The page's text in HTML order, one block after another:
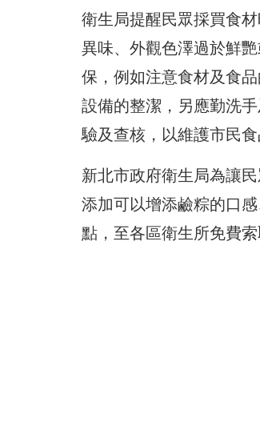
衛生局提醒民眾採買食
異味、外觀色澤過於鮮
保，例如注意食材及食
設備的整潔，另應勤洗
驗及查核，以維護市民食
新北市政府衛生局為讓
添加可以增添鹼粽的口
點，至各區衛生所免費索